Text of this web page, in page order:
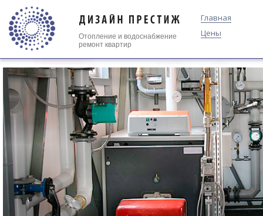
Отопление и водоснабжение
ремонт квартир
Главная
Цены